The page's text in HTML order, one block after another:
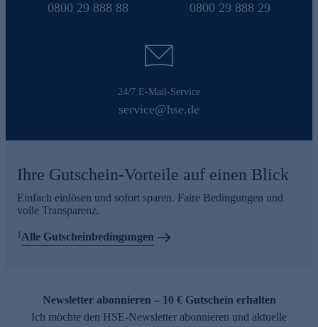
0800 29 888 88 0800 29 888 29
24/7 E-Mail-Service
service@hse.de
Ihre Gutschein-Vorteile auf einen Blick
Einfach einlösen und sofort sparen. Faire Bedingungen und
volle Transparenz.
1 Alle Gutscheinbedingungen
Newsletter abonnieren – 10 € Gutschein erhalten
Ich möchte den HSE-Newsletter abonnieren und aktuelle